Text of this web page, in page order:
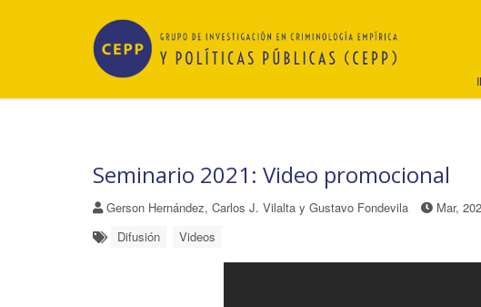
Seminario 2021: Video promocional
Gerson Hernández, Carlos J. Vilalta y Gustavo Fondevila Mar,
Difusión
Videos